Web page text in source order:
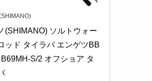
初心者にも扱いやすい設計で、
ティップを備えており、アタリ
ことができます。どちらも操作
め、タイラバ釣りに適していま